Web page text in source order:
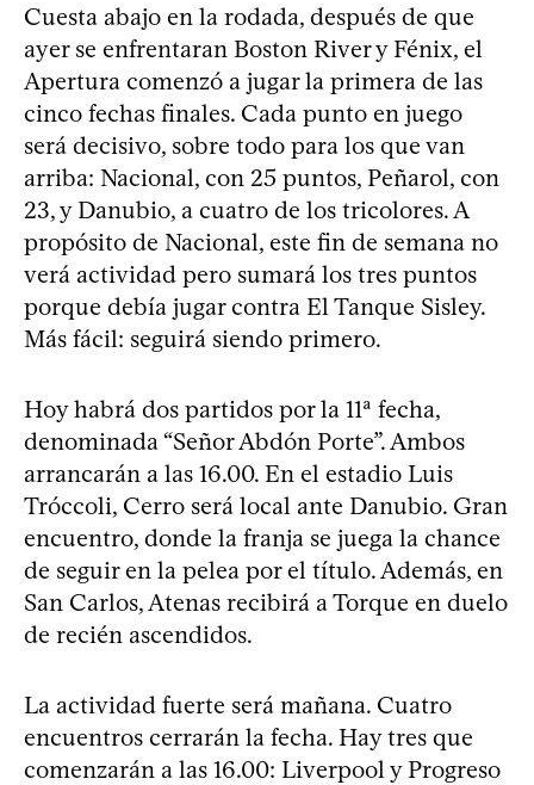
Cuesta abajo en la rodada, después de que
ayer se enfrentaran Boston River y Fénix, el
Apertura comenzó a jugar la primera de las
cinco fechas finales. Cada punto en juego
será decisivo, sobre todo para los que van
arriba: Nacional, con 25 puntos, Peñarol, con
23, y Danubio, a cuatro de los tricolores. A
propósito de Nacional, este fin de semana no
verá actividad pero sumará los tres puntos
porque debía jugar contra El Tanque Sisley.
Más fácil: seguirá siendo primero.
Hoy habrá dos partidos por la 11ª fecha,
denominada “Señor Abdón Porte”. Ambos
arrancarán a las 16.00. En el estadio Luis
Tróccoli, Cerro será local ante Danubio. Gran
encuentro, donde la franja se juega la chance
de seguir en la pelea por el título. Además, en
San Carlos, Atenas recibirá a Torque en duelo
de recién ascendidos.
La actividad fuerte será mañana. Cuatro
encuentros cerrarán la fecha. Hay tres que
comenzarán a las 16.00: Liverpool y Progreso